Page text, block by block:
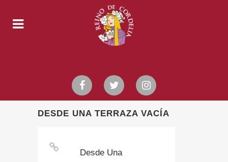
DESDE UNA TERRAZA VACÍA
Desde Una